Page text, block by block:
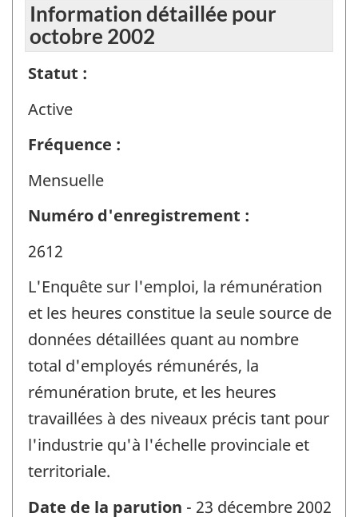
Information détaillée pour
octobre 2002
Statut :
Active
Fréquence :
Mensuelle
Numéro d'enregistrement :
2612
L'Enquête sur l'emploi, la rémunération
et les heures constitue la seule source de
données détaillées quant au nombre
total d'employés rémunérés, la
rémunération brute, et les heures
travaillées à des niveaux précis tant pour
l'industrie qu'à l'échelle provinciale et
territoriale.
Date de la parution - 23 décembre 2002